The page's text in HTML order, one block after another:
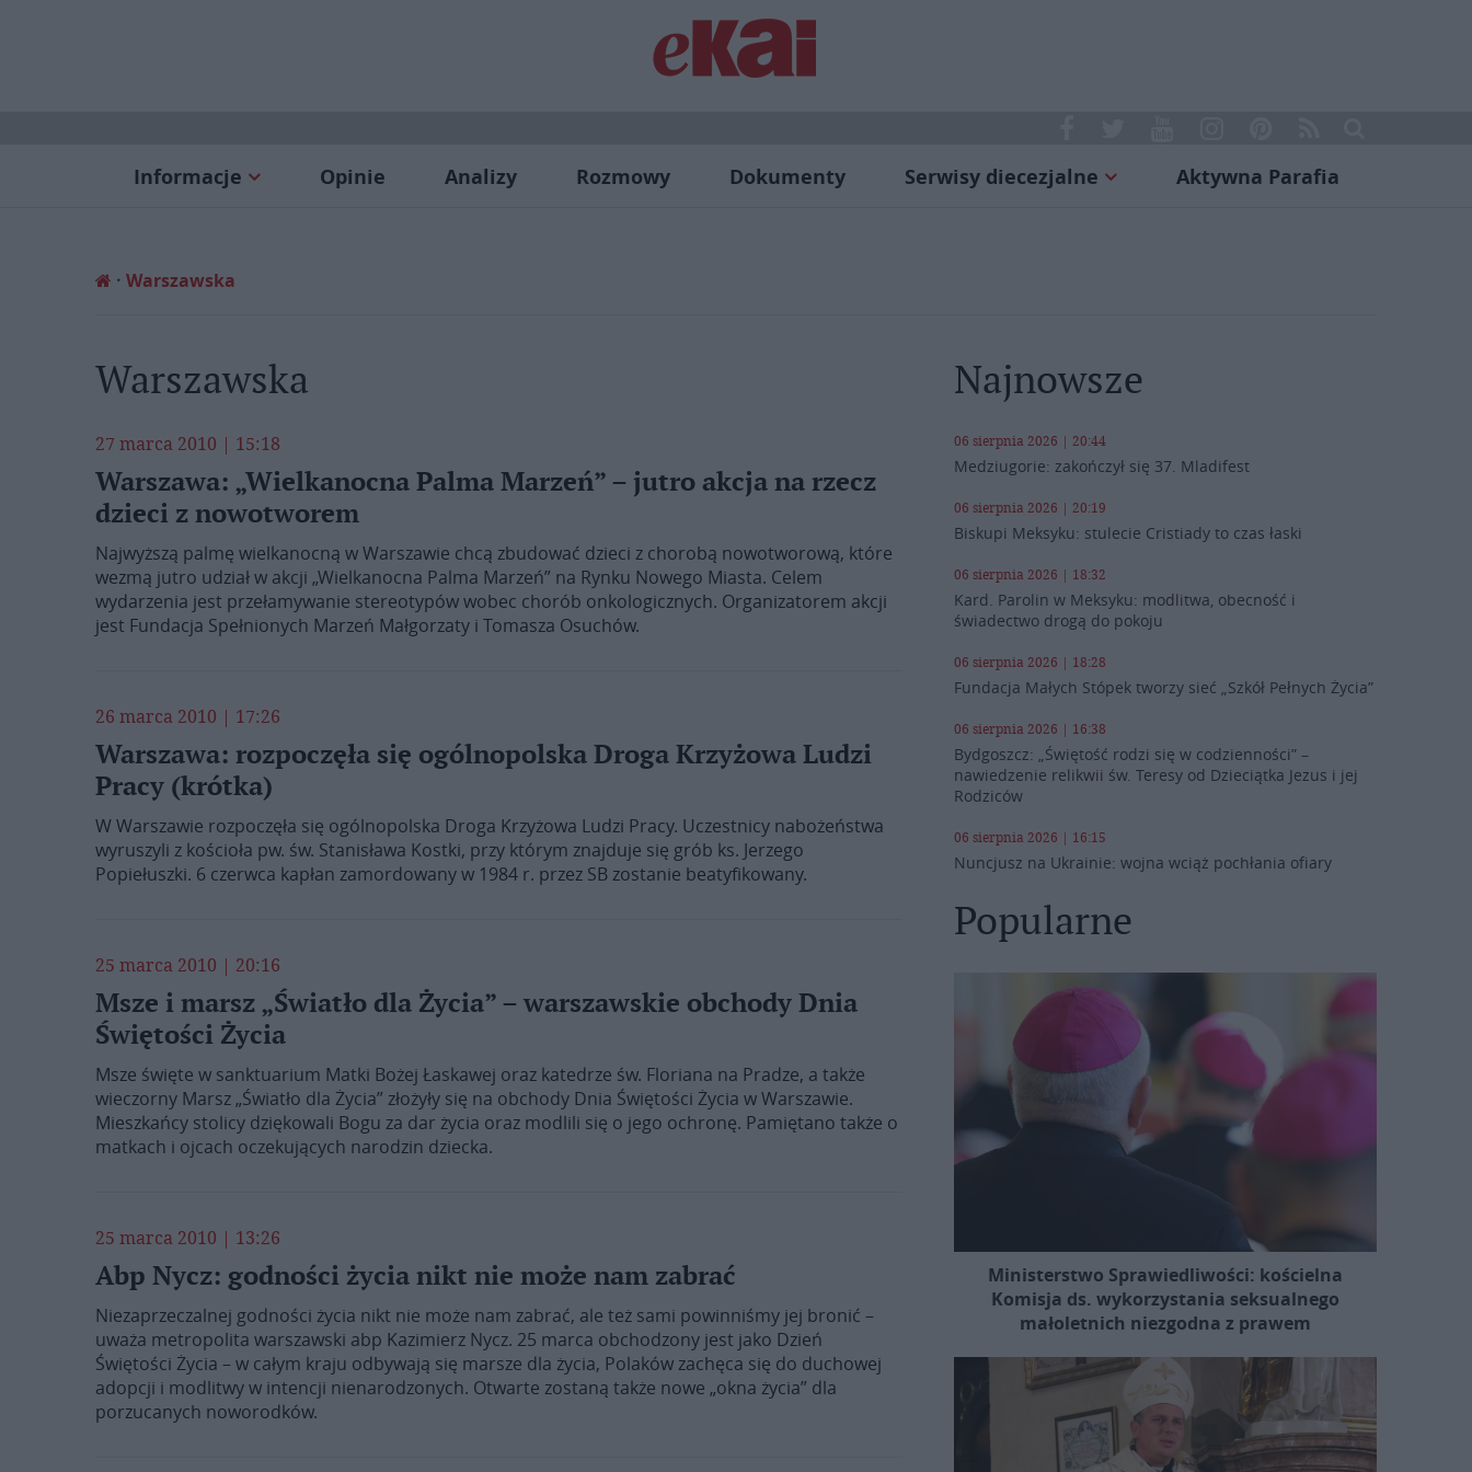
Informacje Opinie Analizy Rozmowy Dokumenty Serwisy diecezjalne Aktywna Parafia
Warszawska
Warszawska
27 marca 2010 | 15:18
Warszawa: „Wielkanocna Palma Marzeń” – jutro akcja na rzecz
dzieci z nowotworem
Najwyższą palmę wielkanocną w Warszawie chcą zbudować dzieci z chorobą nowotworową, które
wezmą jutro udział w akcji „Wielkanocna Palma Marzeń” na Rynku Nowego Miasta. Celem
wydarzenia jest przełamywanie stereotypów wobec chorób onkologicznych. Organizatorem akcji
jest Fundacja Spełnionych Marzeń Małgorzaty i Tomasza Osuchów.
26 marca 2010 | 17:26
Warszawa: rozpoczęła się ogólnopolska Droga Krzyżowa Ludzi
Pracy (krótka)
W Warszawie rozpoczęła się ogólnopolska Droga Krzyżowa Ludzi Pracy. Uczestnicy nabożeństwa
wyruszyli z kościoła pw. św. Stanisława Kostki, przy którym znajduje się grób ks. Jerzego
Popiełuszki. 6 czerwca kapłan zamordowany w 1984 r. przez SB zostanie beatyfikowany.
25 marca 2010 | 20:16
Msze i marsz „Światło dla Życia” – warszawskie obchody Dnia
Świętości Życia
Msze święte w sanktuarium Matki Bożej Łaskawej oraz katedrze św. Floriana na Pradze, a także
wieczorny Marsz „Światło dla Życia” złożyły się na obchody Dnia Świętości Życia w Warszawie.
Mieszkańcy stolicy dziękowali Bogu za dar życia oraz modlili się o jego ochronę. Pamiętano także o
matkach i ojcach oczekujących narodzin dziecka.
25 marca 2010 | 13:26
Abp Nycz: godności życia nikt nie może nam zabrać
Niezaprzeczalnej godności życia nikt nie może nam zabrać, ale też sami powinniśmy jej bronić –
uważa metropolita warszawski abp Kazimierz Nycz. 25 marca obchodzony jest jako Dzień
Świętości Życia – w całym kraju odbywają się marsze dla życia, Polaków zachęca się do duchowej
adopcji i modlitwy w intencji nienarodzonych. Otwarte zostaną także nowe „okna życia” dla
porzucanych noworodków.
Najnowsze
06 sierpnia 2026 | 20:44
Medziugorie: zakończył się 37. Mladifest
06 sierpnia 2026 | 20:19
Biskupi Meksyku: stulecie Cristiady to czas łaski
06 sierpnia 2026 | 18:32
Kard. Parolin w Meksyku: modlitwa, obecność i
świadectwo drogą do pokoju
06 sierpnia 2026 | 18:28
Fundacja Małych Stópek tworzy sieć „Szkół Pełnych Życia”
06 sierpnia 2026 | 16:38
Bydgoszcz: „Świętość rodzi się w codzienności” –
nawiedzenie relikwii św. Teresy od Dzieciątka Jezus i jej
Rodziców
06 sierpnia 2026 | 16:15
Nuncjusz na Ukrainie: wojna wciąż pochłania ofiary
Popularne
Ministerstwo Sprawiedliwości: kościelna
Komisja ds. wykorzystania seksualnego
małoletnich niezgodna z prawem